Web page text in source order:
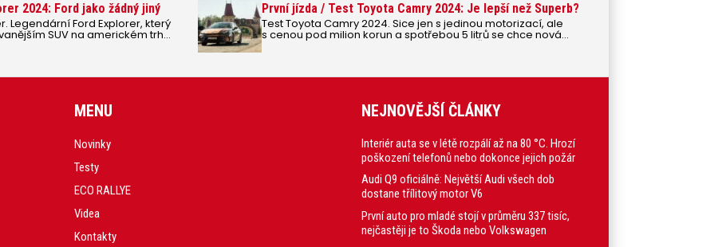
2024: Ford jako žádný jiný
Legendární Ford Explorer, který
SUV na americkém trhu,
První jízda / Test Toyota Camry 2024: Je lepší než Superb?
Test Toyota Camry 2024. Sice jen s jedinou motorizací, ale
s cenou pod milion korun a spotřebou 5 litrů se chce nová
spotřebou, ale našli jsme i pár chybiček a zjišťovali, které auto
z hlediska spolehlivosti.
MENU
Novinky
Testy
ECO RALLYE
Videa
Kontakty
NEJNOVĚJŠÍ ČLÁNKY
Interiér auta se v létě rozpálí až na 80 °C. Hrozí
poškození telefonů nebo dokonce jejich požár
Audi Q9 oficiálně: Největší Audi všech dob
dostane třílitový motor V6
První auto pro mladé stojí v průměru 337 tisíc,
nejčastěji je to Škoda nebo Volkswagen